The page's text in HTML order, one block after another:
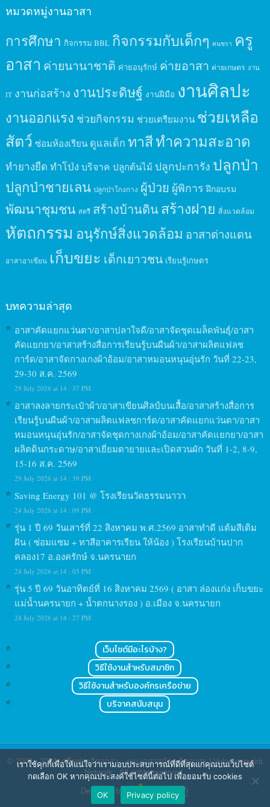
หมวดหมู่งานอาสา
การศึกษา กิจกรรม BBL กิจกรรมกับเด็กๆ คนชรา ครู
อาสา ค่ายนานาชาติ ค่ายอนุรักษ์ ค่ายอาสา ค่ายเกษตร งาน
IT งานก่อสร้าง งานประดิษฐ์ งานฝีมือ งานศิลปะ
งานออกแรง ช่วยกิจกรรม ช่วยเตรียมงาน ช่วยเหลือ
สัตว์ ซ่อมห้องเรียน ดูแลเด็ก ทาสีทำความสะอาด
ทำยางยืด ทำโป่ง บริจาค ปลูกต้นไม้ ปลูกปะการัง ปลูกป่า
ปลูกป่าชายเลน ปลูกป่าโกงกาง ผู้ป่วย ผู้พิการ ฝึกอบรม
พัฒนาชุมชน สตรี สร้างบ้านดินสร้างฝาย สิ่งแวดล้อม
หัตถกรรม อนุรักษ์สิ่งแวดล้อม อาสาต่างแดน
อาสาอาเซียน เก็บขยะ เด็กเยาวชน เรียนรู้เกษตร
บทความล่าสุด
อาสาคัดแยกแว่นตา/อาสาปลาใจดี/อาสาจัดชุดเมล็ดพันธุ์/อาสา
คัดแยกยา/อาสาสร้างสื่อการเรียนรู้บนผืนผ้า/อาสาผลิตแฟลช
การ์ด/อาสาจัดกางเกงผ้าอ้อม/อาสาหมอนหนุนอุ่นรัก วันที่ 22-23,
29-30 ส.ค. 2569
29 July 2026 at 14 : 37 PM
อาสาลงลายกระเป๋าผ้า/อาสาเขียนศิลป์บนเสื้อ/อาสาสร้างสื่อการ
เรียนรู้บนผืนผ้า/อาสาผลิตแฟลชการ์ด/อาสาคัดแยกแว่นตา/อาสา
หมอนหนุนอุ่นรัก/อาสาจัดชุดกางเกงผ้าอ้อม/อาสาคัดแยกยา/อาสา
ผลิตดินกระดาษ/อาสาเยี่ยมตายายและเปิดสวนผัก วันที่ 1-2, 8-9,
15-16 ส.ค. 2569
29 July 2026 at 14 : 39 PM
Saving Energy 101 @ โรงเรียนวัดธรรมนาวา
24 July 2026 at 14 : 09 PM
รุ่น 1 ปี 69 วันเสาร์ที่ 22 สิงหาคม พ.ศ.2569 อาสาทำดี แต้มสีเติม
ฝัน ( ซ่อมแซม + ทาสีอาคารเรียน ให้น้อง ) โรงเรียนบ้านปาก
คลอง17 อ.องครักษ์ จ.นครนายก
24 July 2026 at 14 : 05 PM
รุ่น 5 ปี 69 วันอาทิตย์ที่ 16 สิงหาคม 2569 ( อาสา ล่องแก่ง เก็บขยะ
แม่น้ำนครนายก + น้ำตกนางรอง ) อ.เมือง จ.นครนายก
24 July 2026 at 14 : 27 PM
เว็บไซต์มีอะไรบ้าง?
วิธีใช้งานสำหรับสมาชิก
วิธีใช้งานสำหรับองค์กรเครือข่าย
บริจาคสนับสนุน
© 2004 - 2024เครือข่ายจิตอาสา : งานอาสาสมัคร จิตอาสา | Volunteerspirit
Network. All rights reserved.
Designed by
เราใช้คุกกี้เพื่อให้แน่ใจว่าเรามอบประสบการณ์ที่ดีที่สุดแก่คุณบนเว็บไซต์
กดเลือก OK หากคุณประสงค์ใช้ไซต์นี้ต่อไป เพื่อยอมรับ cookies
OK
Privacy policy